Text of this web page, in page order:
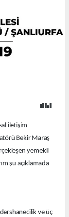
iletişim
Bekir Maraş
yemekli
şu açıklamada
ve üç